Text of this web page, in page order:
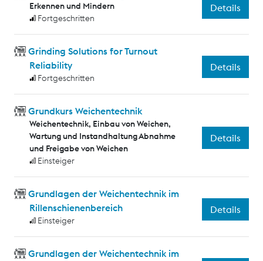
Erkennen und Mindern
Fortgeschritten
Details
Grinding Solutions for Turnout
Reliability
Fortgeschritten
Details
Grundkurs Weichentechnik
Weichentechnik, Einbau von Weichen,
Wartung und Instandhaltung Abnahme
und Freigabe von Weichen
Einsteiger
Details
Grundlagen der Weichentechnik im
Rillenschienenbereich
Einsteiger
Details
Grundlagen der Weichentechnik im